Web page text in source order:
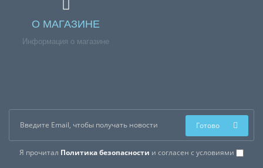
О МАГАЗИНЕ
Информация о магазине
Я прочитал Политика безопасности и согласен с условиями
Готово